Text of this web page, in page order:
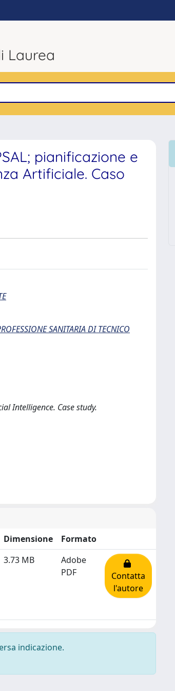
Laurea
pianificazione e
Artificiale. Caso
SANITARIA DI TECNICO
Intelligence. Case study.
Dimensione
Formato
3.73 MB
Adobe
PDF
Contatta
l'autore
indicazione.